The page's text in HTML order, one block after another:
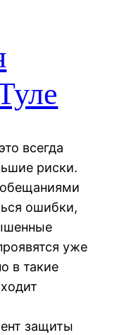
всегда
риски.
ошибки,
уже
в такие
защиты